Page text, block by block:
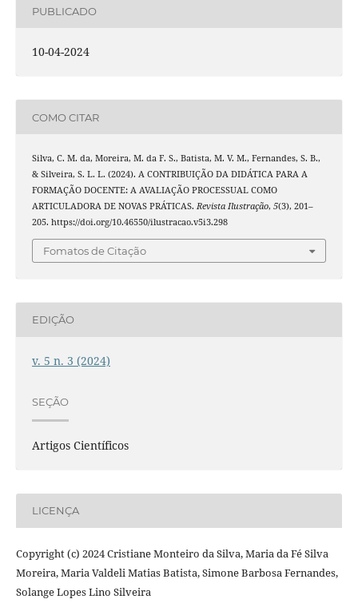
PUBLICADO
10-04-2024
COMO CITAR
Silva, C. M. da, Moreira, M. da F. S., Batista, M. V. M., Fernandes, S. B.,
& Silveira, S. L. L. (2024). A CONTRIBUIÇÃO DA DIDÁTICA PARA A
FORMAÇÃO DOCENTE: A AVALIAÇÃO PROCESSUAL COMO
ARTICULADORA DE NOVAS PRÁTICAS. Revista Ilustração, 5(3), 201–
205. https://doi.org/10.46550/ilustracao.v5i3.298
Fomatos de Citação
EDIÇÃO
v. 5 n. 3 (2024)
SEÇÃO
Artigos Científicos
LICENÇA
Copyright (c) 2024 Cristiane Monteiro da Silva, Maria da Fé Silva
Moreira, Maria Valdeli Matias Batista, Simone Barbosa Fernandes,
Solange Lopes Lino Silveira